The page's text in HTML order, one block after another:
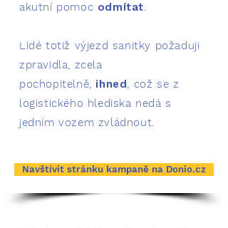
akutní pomoc odmítat.
Lidé totiž výjezd sanitky požaduji
zpravidla, zcela
pochopitelně, ihned, což se z
logistického hlediska nedá s
jedním vozem zvládnout.
Navštívit stránku kampaně na Donio.cz